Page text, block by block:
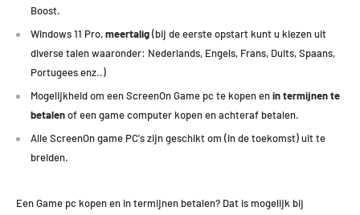
Boost.
Windows 11 Pro,meertalig(bij de eerste opstart kunt u kiezen uit
diverse talen waaronder: Nederlands, Engels, Frans, Duits, Spaans,
Portugees enz..)
Mogelijkheid om een ScreenOn Game pc te kopen enin termijnen te
betalenof een game computer kopen en achteraf betalen.
Alle ScreenOn game PC's zijn geschikt om (in de toekomst) uit te
breiden.
Een Game pc kopen en in termijnen betalen? Dat is mogelijk bij